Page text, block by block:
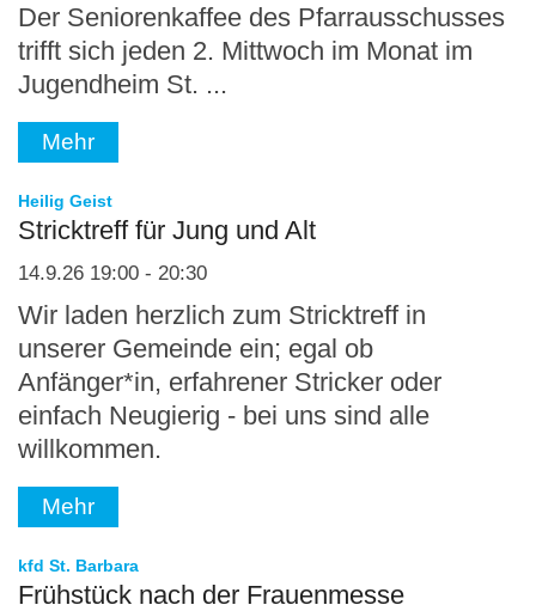
Der Seniorenkaffee des Pfarrausschusses
trifft sich jeden 2. Mittwoch im Monat im
Jugendheim St. ...
Mehr
Heilig Geist:
Stricktreff für Jung und Alt
14.9.26 19:00 - 20:30
Wir laden herzlich zum Stricktreff in
unserer Gemeinde ein; egal ob
Anfänger*in, erfahrener Stricker oder
einfach Neugierig - bei uns sind alle
willkommen.
Mehr
kfd St. Barbara
Frühstück nach der Frauenmesse